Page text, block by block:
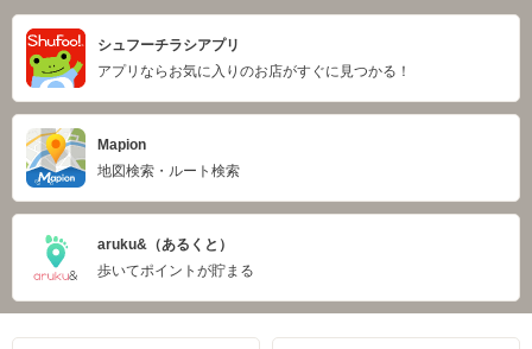
シュフーチラシアプリ
アプリならお気に入りのお店がすぐに見つかる！
Mapion
地図検索・ルート検索
aruku&（あるくと）
歩いてポイントが貯まる